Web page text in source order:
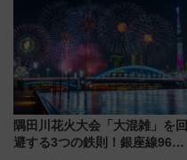
隅田川花火大会「大混雑」を回
避する3つの鉄則！銀座線96本